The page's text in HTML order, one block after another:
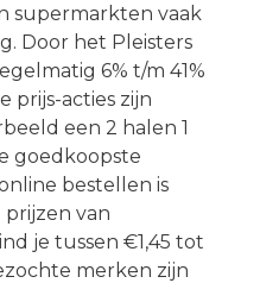
supermarkten vaak
Door het Pleisters
6% t/m 41%
prijs-acties zijn
een 2 halen 1
goedkoopste
bestellen is
prijzen van
je tussen €1,45 tot
merken zijn